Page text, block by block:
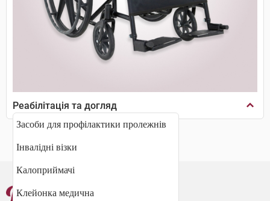
Реабілітація та догляд
Засоби для профілактики пролежнів
Інвалідні візки
Калоприймачі
Клейонка медична